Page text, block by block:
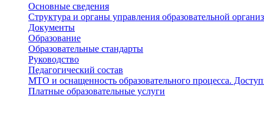
Основные сведения
Структура и органы управления образовательной
Документы
Образование
Образовательные стандарты
Руководство
Педагогический состав
МТО и оснащенность образовательного процесса.
Платные образовательные услуги